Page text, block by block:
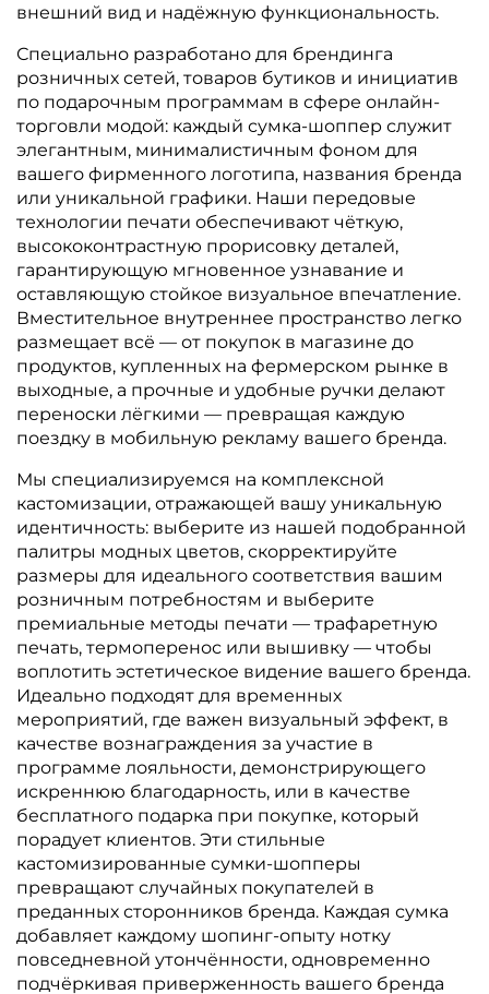
внешний вид и надёжную функциональность.
Специально разработано для брендинга
розничных сетей, товаров бутиков и инициатив
по подарочным программам в сфере онлайн-
торговли модой: каждый сумка-шоппер служит
элегантным, минималистичным фоном для
вашего фирменного логотипа, названия бренда
или уникальной графики. Наши передовые
технологии печати обеспечивают чёткую,
высококонтрастную прорисовку деталей,
гарантирующую мгновенное узнавание и
оставляющую стойкое визуальное впечатление.
Вместительное внутреннее пространство легко
размещает всё — от покупок в магазине до
продуктов, купленных на фермерском рынке в
выходные, а прочные и удобные ручки делают
переноски лёгкими — превращая каждую
поездку в мобильную рекламу вашего бренда.
Мы специализируемся на комплексной
кастомизации, отражающей вашу уникальную
идентичность: выберите из нашей подобранной
палитры модных цветов, скорректируйте
размеры для идеального соответствия вашим
розничным потребностям и выберите
премиальные методы печати — трафаретную
печать, термоперенос или вышивку — чтобы
воплотить эстетическое видение вашего бренда.
Идеально подходят для временных
мероприятий, где важен визуальный эффект, в
качестве вознаграждения за участие в
программе лояльности, демонстрирующего
искреннюю благодарность, или в качестве
бесплатного подарка при покупке, который
порадует клиентов. Эти стильные
кастомизированные сумки-шопперы
превращают случайных покупателей в
преданных сторонников бренда. Каждая сумка
добавляет каждому шопинг-опыту нотку
повседневной утончённости, одновременно
подчёркивая приверженность вашего бренда